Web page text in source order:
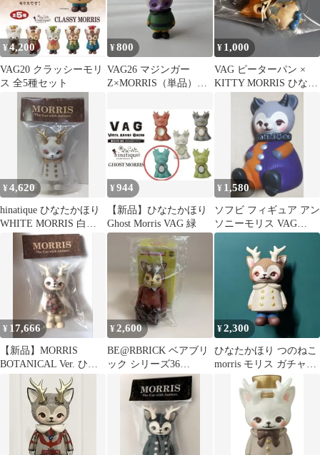
¥4,200
VAG20 クラッシーモリ
ス 全5種セット
¥800
VAG26 マジンガー
Z×MORRIS（単品）ひ
¥ 1,000
VAG ピーターパン ×
KITTY MORRIS ひなた
かほり ガチャ
¥4,620
hinatique ひなたかほり
WHITE MORRIS 白コ
ート 金角
¥944
【新品】ひなたかほり
Ghost Morris VAG 緑
¥ 1,580
ソフビ フィギュア アン
ソニーモリス VAG
Series23 ひなたかほり
¥ 17,666
【新品】MORRIS
BOTANICAL Ver. ひな
たかほり ソフビ 限定
¥2,600
BE@RBRICK ベアブリ
ック シリーズ36
ARTIST 裏 MORRIS
¥2,300
ひなたかほり つのねこ
morris モリス ガチャ